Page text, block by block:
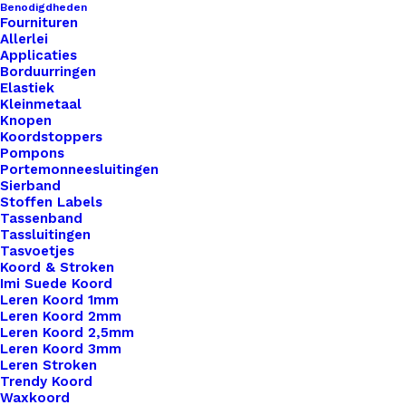
Benodigdheden
Fournituren
Allerlei
Applicaties
Borduurringen
Elastiek
Kleinmetaal
Knopen
Koordstoppers
Pompons
Portemonneesluitingen
Sierband
Stoffen Labels
Tassenband
Tassluitingen
Tasvoetjes
Koord & Stroken
Imi Suede Koord
Leren Koord 1mm
Leren Koord 2mm
Leren Koord 2,5mm
Leren Koord 3mm
Leren Stroken
Trendy Koord
Waxkoord
Gehaakte Lappenpoppen
€10,00